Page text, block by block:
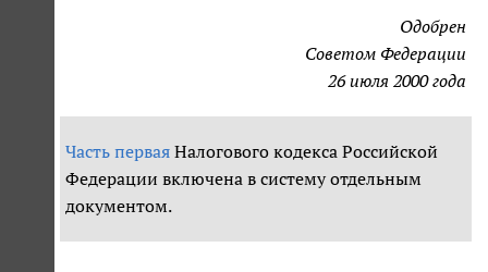
Одобрен
Советом Федерации
26 июля 2000 года
Часть первая Налогового кодекса Российской
Федерации включена в систему отдельным
документом.